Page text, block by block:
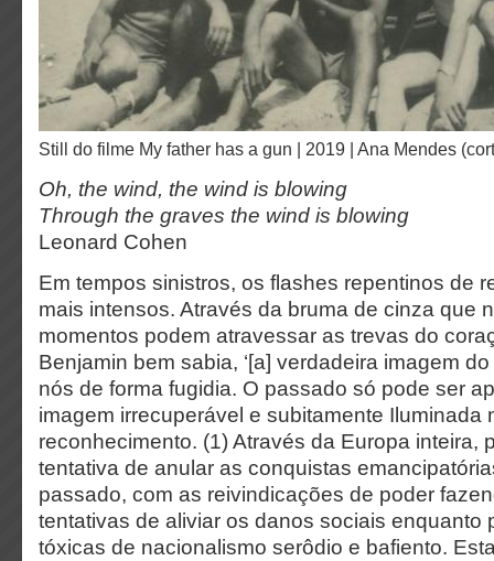
still do filme My father has a gun | 2019 | Ana Mendes
Oh, the wind, the wind is blowing
Through the graves the wind is blowing
Leonard Cohen
Em tempos sinistros, os flashes repentinos de
mais intensos. Através da bruma de cinza que
momentos podem atravessar as trevas do
Benjamin bem sabia, ‘[a] verdadeira imagem
nós de forma fugidia. O passado só pode ser
imagem irrecuperável e subitamente Iluminada
reconhecimento. (1) Através da Europa inteira,
tentativa de anular as conquistas
passado, com as reivindicações de poder
tentativas de aliviar os danos sociais enquanto
tóxicas de nacionalismo serôdio e bafiento.